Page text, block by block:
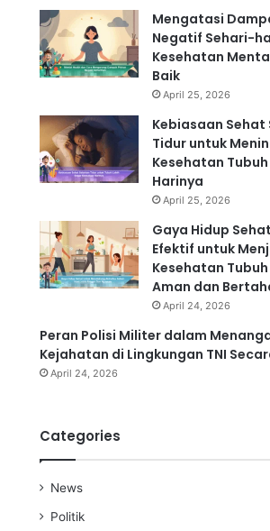
Mengatasi
Negatif Sehari-
Kesehatan
Baik
April 25, 2026
Kebiasaan Sehat
Tidur untuk
Kesehatan
Harinya
April 25, 2026
Gaya Hidup
Efektif untuk
Kesehatan
Aman dan
April 24, 2026
Peran Polisi Militer dalam
Kejahatan di Lingkungan TNI
April 24, 2026
Categories
News
Politik